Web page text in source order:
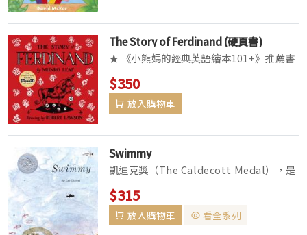
The Story of Ferdinand (硬頁書)
★ 《小熊媽的經典英語繪本101+》推薦書
單 ★ 劉怡伶《用英文繪本讀出孩子的素養
力》 推薦書單 All the other bulls run,
jump, and butt their hea...
$350
放入購物車
Swimmy
凱迪克獎（The Caldecott Medal），是
由美國圖書館協會所頒發的兒童繪本大獎。
1938年創立。 獎項的目的在於獎勵前一年
度出版的「給兒童的美國最傑出繪本」，選
$315
放入購物車 看全系列